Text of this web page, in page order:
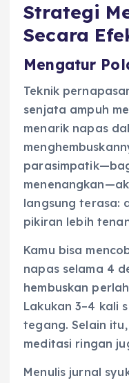
Strategi
Secara
Mengatur
Teknik
senjata ampuh
menarik napas
langsung terasa:
pikiran lebih
Kamu bisa
napas selama 4
hembuskan
Lakukan 3–4 kali
tegang. Selain
meditasi ringan
Menulis jurnal